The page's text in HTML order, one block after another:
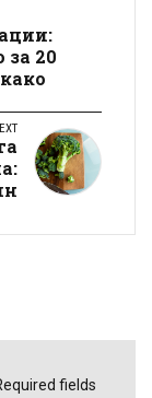
за 20
fields